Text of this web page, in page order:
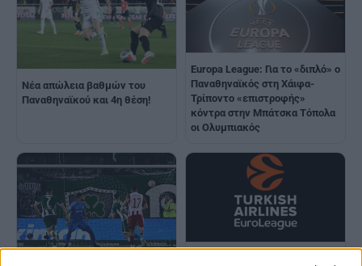
Νέα απώλεια βαθμών του
Παναθηναϊκού και 4η θέση!
Europa League: Για το «διπλό» ο
Παναθηναϊκός στη Χάιφα-
Τρίποντο «επιστροφής»
κόντρα στην Μπάτσκα Τόπολα
οι Ολυμπιακός